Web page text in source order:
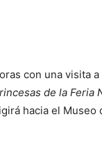
con una visita
de la Feria
hacia el